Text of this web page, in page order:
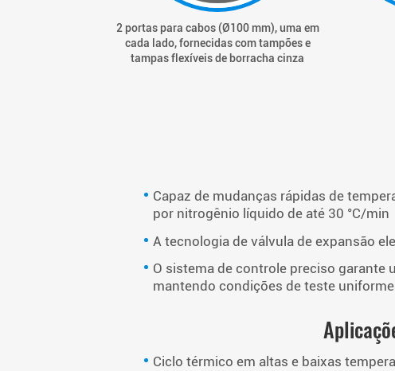
2 portas para cabos (Ø100 mm), uma em
cada lado, fornecidas com tampões e
tampas flexíveis de borracha cinza
Capaz de mudanças rápidas de
por nitrogênio líquido de até 30 °C/min
A tecnologia de válvula de expansão
O sistema de controle preciso garante
mantendo condições de teste
Ciclo térmico em altas e baixas